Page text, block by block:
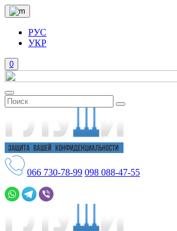
РУС
УКР
0
066 730-78-99 098 088-47-55